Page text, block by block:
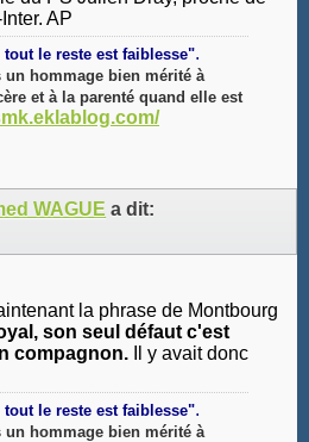
AP
le reste est faiblesse".
un hommage bien mérité à
et à la parenté quand elle est
WAGUE a dit:
la phrase de Montbourg
son seul défaut c'est
compagnon.
Il y avait donc
le reste est faiblesse".
un hommage bien mérité à